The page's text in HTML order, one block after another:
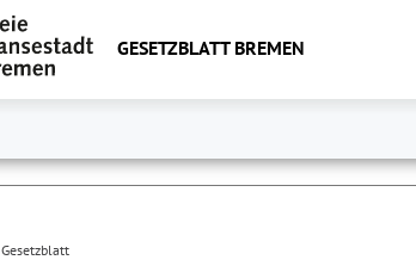
GESETZBLATT BREMEN
Gesetzblatt